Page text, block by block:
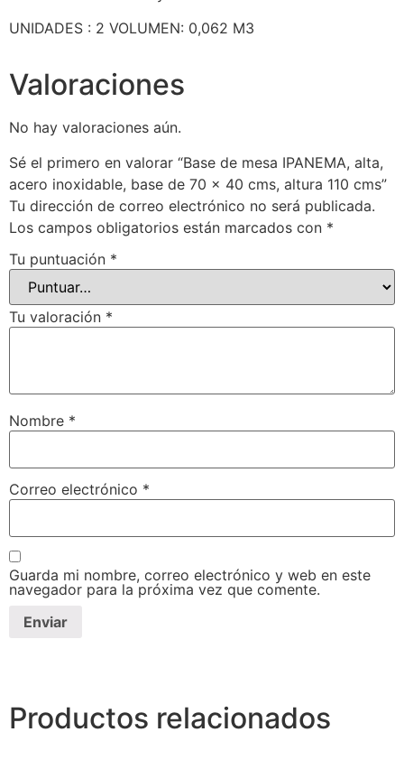
UNIDADES : 2 VOLUMEN: 0,062 M3
Valoraciones
No hay valoraciones aún.
Sé el primero en valorar “Base de mesa IPANEMA, alta,
acero inoxidable, base de 70 x 40 cms, altura 110 cms”
Tu dirección de correo electrónico no será publicada.
Los campos obligatorios están marcados con *
Tu puntuación *
Tu valoración *
Nombre *
Correo electrónico *
Guarda mi nombre, correo electrónico y web en este
navegador para la próxima vez que comente.
Productos relacionados